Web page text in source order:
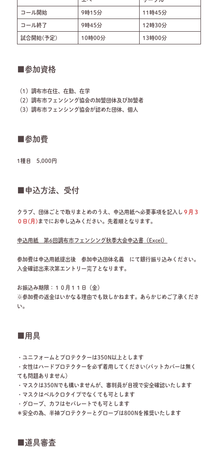
コール開始 9時15分 11時45分
コール終了 9時45分 12時30分
試合開始(予定) 10時00分 13時00分
■参加資格
（1）調布市在住、在勤、在学
（2）調布市フェンシング協会の加盟団体及び加盟者
（3）調布市フェンシング協会が認めた団体、個人
■参加費
1種目 5,000円
■申込方法、受付
ク ラブ、団体ごとで取りまとめのうえ、申込用紙へ必要事項を記入し ９月３
０日(月)までにお申し込みください。 先着順となります。
申込用紙 第6回調布市フェンシング秋季大会申込書（Excel）
参加費は申込用紙提出後 参加申込団体名義 にて銀行振り込みください。
入金確認出来次第エントリー完了となります。
お振込み期限：１０月１１日（金）
※参加費の返金はいかなる理由でも致しかねます。あらかじめご了承くださ
い。
■用具
・ユニフォームとプロテクターは350N以上とします
・女性はハードプロテクターを必ず着用してください(パットカバーは無く
ても問題ありません）
・マスクは350Nでも構いませんが、審判員が目視で安全確認いたします
・マスクはベルクロタイプでなくても可とします
・グローブ、カフはセパレートでも可とします
＊安全の為、半袖プロテクターとグローブは800Nを推奨いたします
■道具審査